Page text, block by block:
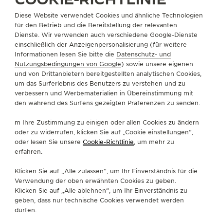
THE SOUND MAKER
THE STELLAR ODYSSEY
THE PRECISION PIONEER
ALLE VERANSTALTUNGEN ANZEIGEN
BOUTIQUE SUCHEN ALLE STORESNORDAMERIKA
VEREINIGTE STAATEN VON AMERIKAPRINCETON
FOLGEN SIE UNS
DEN NEWSLETTER ABONNIEREN
ÜBER UNS
SERVICELEISTUNGEN
Diese Website verwendet Cookies und ähnliche Technologien
für den Betrieb und die Bereitstellung der relevanten
Dienste. Wir verwenden auch verschiedene Google-Dienste
einschließlich der Anzeigenpersonalisierung (für weitere
Informationen lesen Sie bitte die Datenschutz- und
Nutzungsbedingungen von Google) sowie unsere eigenen
und von Drittanbietern bereitgestellten analytischen Cookies,
um das Surferlebnis des Benutzers zu verstehen und zu
verbessern und Werbematerialien in Übereinstimmung mit
den während des Surfens gezeigten Präferenzen zu senden.
m Ihre Zustimmung zu einigen oder allen Cookies zu ändern
oder zu widerrufen, klicken Sie auf „Cookie einstellungen“,
oder lesen Sie unsere Cookie-Richtlinie, um mehr zu
erfahren.
Klicken Sie auf „Alle zulassen“, um Ihr Einverständnis für die
Verwendung der oben erwähnten Cookies zu geben.
Klicken Sie auf „Alle ablehnen“, um Ihr Einverständnis zu
geben, dass nur technische Cookies verwendet werden
dürfen.